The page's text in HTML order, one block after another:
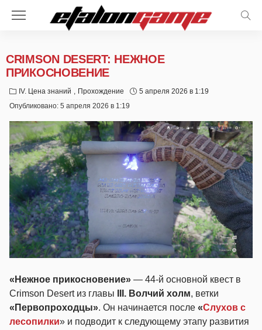
CRIMSON DESERT: НЕЖНОЕ
ПРИКОСНОВЕНИЕ
IV. Цена знаний Прохождение
5 апреля 2026 в 1:19
Опубликовано: 5 апреля 2026 в 1:19
«Нежное прикосновение» — 44-й основной квест в
Crimson Desert из главы
III. Волчий холм, ветки
«Первопроходцы». Он начинается после «Слухов с
лесопилки» и подводит к следующему этапу развития